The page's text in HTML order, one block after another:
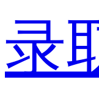
录